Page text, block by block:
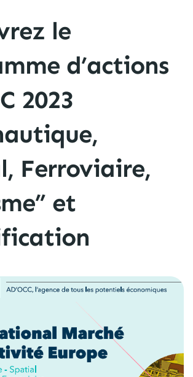
le
d’actions
2023
Ferroviaire,
et